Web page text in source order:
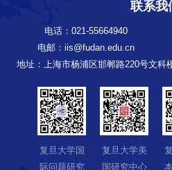
联系我
电话：021-55664940
电邮：iis@fudan.edu.cn
地址：上海市杨浦区邯郸路220号文科
复旦大学国
际问题研究
复旦大学美
国研究中心